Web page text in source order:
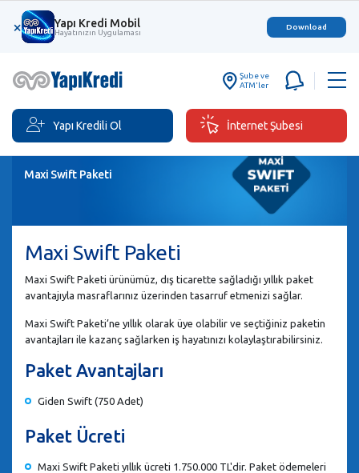
× Yapı Kredi Mobil
Hayatınızın Uygulaması
Download
Şube ve
ATM'ler
Yapı Kredili Ol İnternet Şubesi
Maxi Swift Paketi
Maxi Swift Paketi
Maxi Swift Paketi ürünümüz, dış ticarette sağladığı yıllık paket
avantajıyla masraflarınız üzerinden tasarruf etmenizi sağlar.
Maxi Swift Paketi’ne yıllık olarak üye olabilir ve seçtiğiniz paketin
avantajları ile kazanç sağlarken iş hayatınızı kolaylaştırabilirsiniz.
Paket Avantajları
Giden Swift (750 Adet)
Paket Ücreti
Maxi Swift Paketi yıllık ücreti 1.750.000 TL'dir. Paket ödemeleri